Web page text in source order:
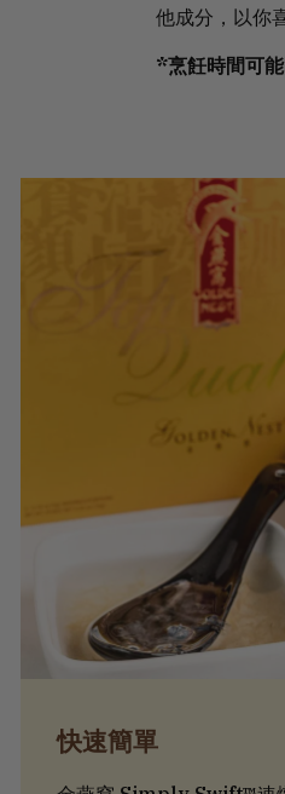
他成分，以你
*烹飪時間可能
快速簡單